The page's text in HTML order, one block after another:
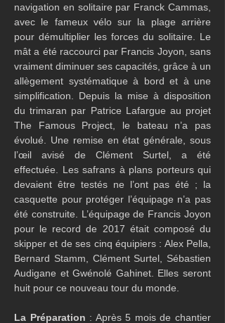
navigation en solitaire par Franck Cammas,
avec le fameux vélo sur la plage arrière
pour démultiplier les forces du solitaire. Le
mât a été raccourci par Francis Joyon, sans
vraiment diminuer ses capacités, grâce à un
allègement systématique à bord et à une
simplification. Depuis la mise à disposition
du trimaran par Patrice Lafargue au projet
The Famous Project, le bateau n’a pas
évolué. Une remise en état générale, sous
l’œil avisé de Clément Surtel, a été
effectuée. Les safrans à plans porteurs qui
devaient être testés ne l’ont pas été ; la
casquette pour protéger l’équipage n’a pas
été construite. L’équipage de Francis Joyon
pour le record de 2017 était composé du
skipper et de ses cinq équipiers : Alex Pella,
Bernard Stamm, Clément Surtel, Sébastien
Audigane et Gwénolé Gahinet. Elles seront
huit pour ce nouveau tour du monde.
La Préparation : Après 5 mois de chantier